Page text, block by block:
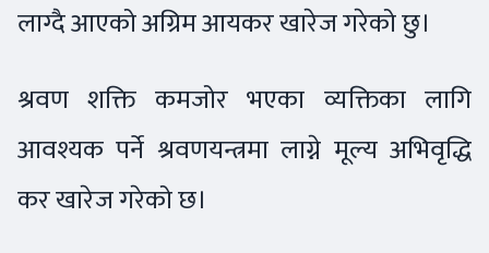
लाग्दै आएको अग्रिम आयकर खारेज गरेको छु।
श्रवण शक्ति कमजोर भएका व्यक्तिका लागि
आवश्यक पर्ने श्रवणयन्त्रमा लाग्ने मूल्य अभिवृद्धि
कर खारेज गरेको छ।